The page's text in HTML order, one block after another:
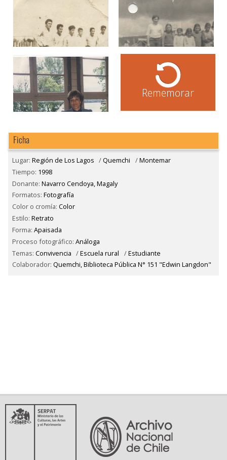
Rememorar
Ficha
Lugar: Región de Los Lagos /Quemchi /Montemar
Tiempo: 1998
Donante: Navarro Cendoya, Magaly
Formatos: Fotografía
Color o cromía: Color
Estilo: Retrato
Forma: Apaisada
Proceso fotográfico: Análoga
Temas: Convivencia /Escuela rural /Estudiante
Colaborador: Quemchi, Biblioteca Pública N° 151 "Edwin Langdon"